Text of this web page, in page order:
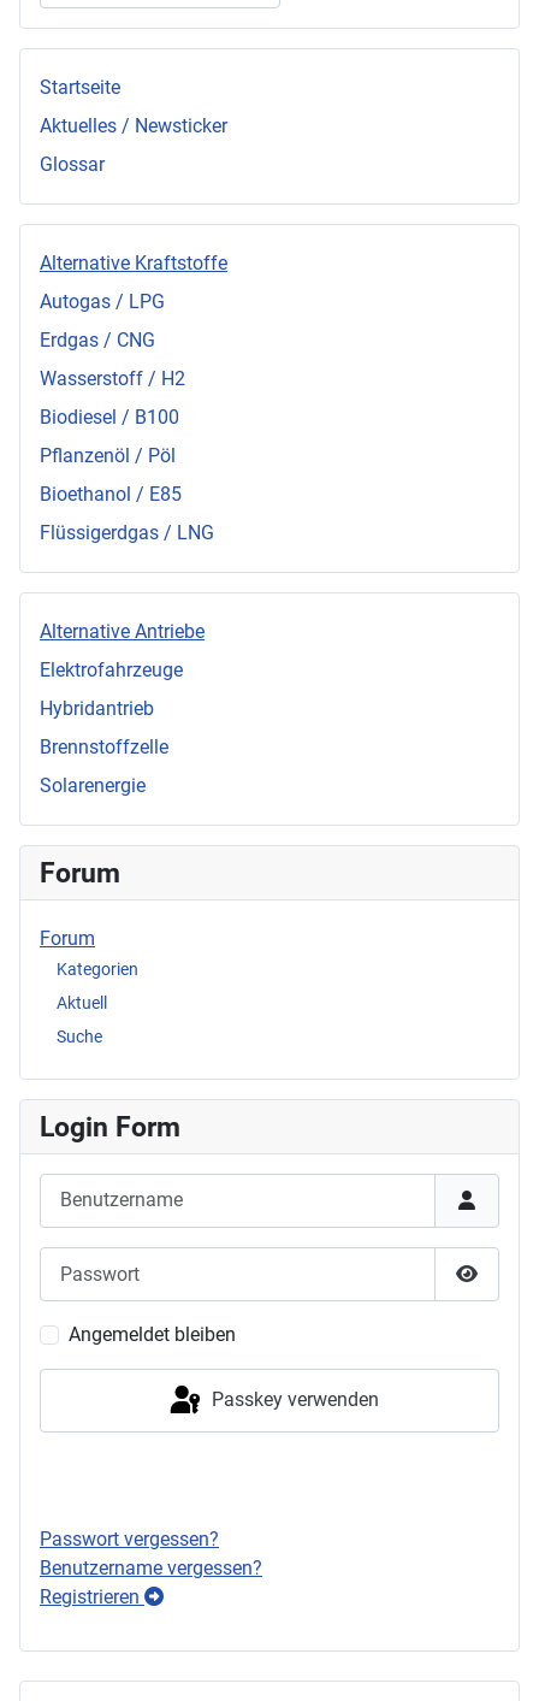
Startseite
Aktuelles / Newsticker
Glossar
Alternative Kraftstoffe
Autogas / LPG
Erdgas / CNG
Wasserstoff / H2
Biodiesel / B100
Pflanzenöl / Pöl
Bioethanol / E85
Flüssigerdgas / LNG
Alternative Antriebe
Elektrofahrzeuge
Hybridantrieb
Brennstoffzelle
Solarenergie
Forum
Forum
Kategorien
Aktuell
Suche
Login Form
Benutzername
Angemeldet bleiben
Passkey verwenden
Passwort vergessen?
Benutzername vergessen?
Registrieren